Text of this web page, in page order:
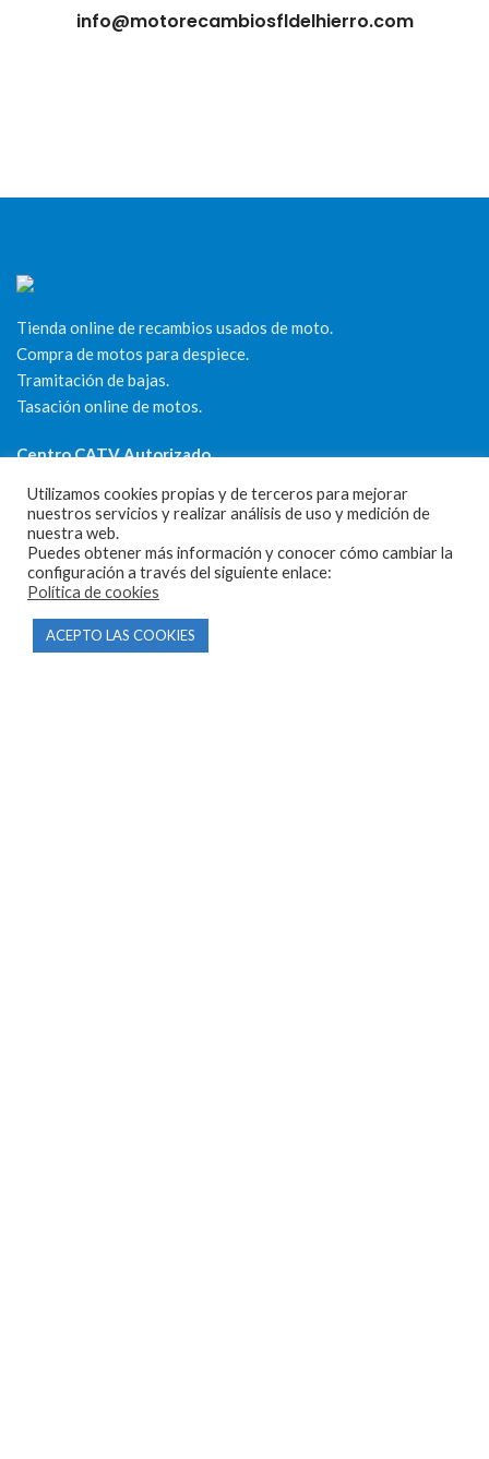
info@motorecambiosfldelhierro.com
Tienda online de recambios usados de moto.
Compra de motos para despiece.
Tramitación de bajas.
Tasación online de motos.
Centro CATV Autorizado
CONTACTO
Utilizamos cookies propias y de terceros para mejorar
nuestros servicios y realizar análisis de uso y medición de
nuestra web.
Puedes obtener más información y conocer cómo cambiar la
configuración a través del siguiente enlace:
Política de cookies
ACEPTO LAS COOKIES